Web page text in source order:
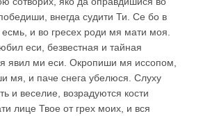
внегда судити Ти. Се бо в
есмь, и во гресех роди мя мати моя.
еси, безвестная и тайная
явил ми еси. Окропиши мя иссопом,
мя, и паче снега убелюся. Слуху
и веселие, возрадуются кости
лице Твое от грех моих, и вся